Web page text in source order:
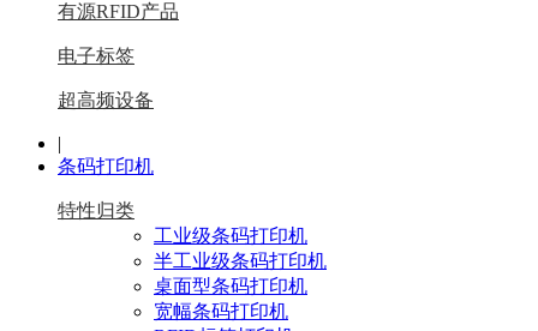
有源RFID产品
电子标签
超高频设备
|
条码打印机
特性归类
工业级条码打印机
半工业级条码打印机
桌面型条码打印机
宽幅条码打印机